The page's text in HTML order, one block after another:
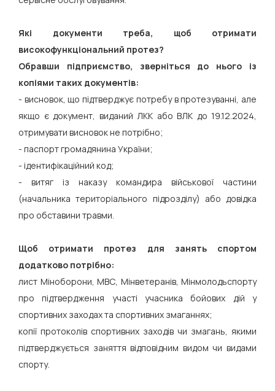
Які документи треба, щоб отримати
високофункціональний протез?
Обравши підприємство, зверніться до нього із
копіями таких документів:
- висновок, що підтверджує потребу в протезуванні, але
якщо є документ, виданий ЛКК або ВЛК до 19.12.2024,
отримувати висновок не потрібно;
- паспорт громадянина України;
- ідентифікаційний код;
- витяг із наказу командира військової частини
(начальника територіального підрозділу) або довідка
про обставини травми.
Щоб отримати протез для занять спортом
додатково потрібно:
лист Міноборони, МВС, Мінветеранів, Мінмолодьспорту
про підтвердження участі учасника бойових дій у
спортивних заходах та спортивних змаганнях;
копії протоколів спортивних заходів чи змагань, якими
підтверджується заняття відповідним видом чи видами
спорту.